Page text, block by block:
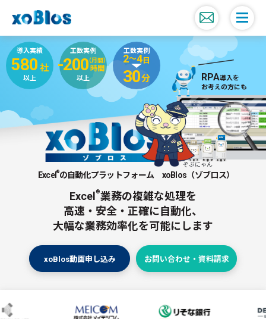
導入実績
580 社
以上
工数実例
-200（月間）
時間
以上
工数実例
2～4 日
30分 RPA導入を
お考えの方にも
Excel®の自動化プラットフォーム xoBlos（ゾブロス）
Excel ®業務の複雑な処理を
高速・安全・正確に自動化、
大幅な業務効率化を可能にします
xoBlos動画申し込み お問い合わせ・資料請求
ぞぶにゃん
具体的に感じることができて、